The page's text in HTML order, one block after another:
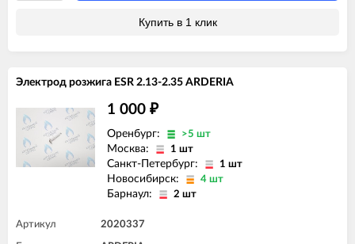
Купить в 1 клик
Электрод розжига ESR 2.13-2.35 ARDERIA
1 000 ₽
Оренбург: >5 шт
Москва: 1 шт
Санкт-Петербург: 1 шт
Новосибирск: 4 шт
Барнаул: 2 шт
Артикул 2020337